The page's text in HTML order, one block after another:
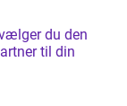
du den
til din